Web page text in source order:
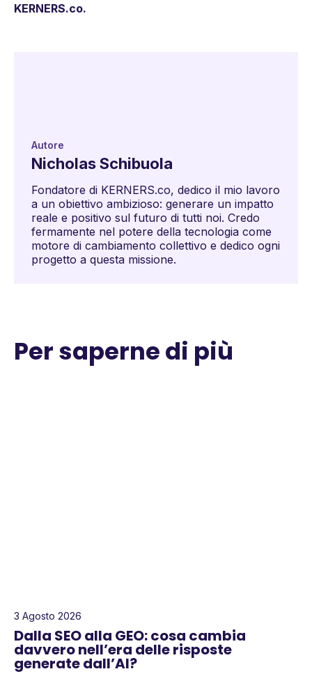
KERNERS.co.
Autore
Nicholas Schibuola
Fondatore di KERNERS.co, dedico il mio lavoro
a un obiettivo ambizioso: generare un impatto
reale e positivo sul futuro di tutti noi. Credo
fermamente nel potere della tecnologia come
motore di cambiamento collettivo e dedico ogni
progetto a questa missione.
Per saperne di più
3 Agosto 2026
Dalla SEO alla GEO: cosa cambia
davvero nell’era delle risposte
generate dall’AI?